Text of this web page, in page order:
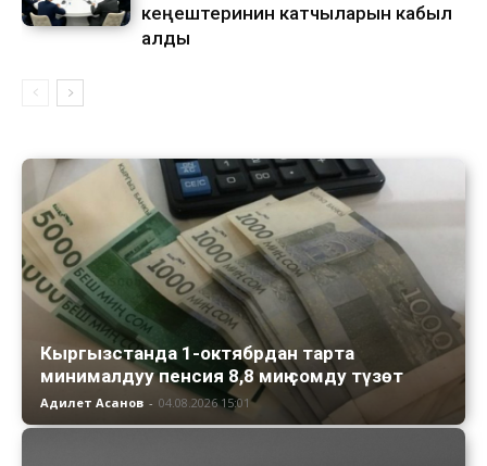
кеңештеринин катчыларын кабыл
алды
Кыргызстанда 1-октябрдан тарта
минималдуу пенсия 8,8 миң сомду түзөт
Адилет Асанов - 04.08.2026 15:01